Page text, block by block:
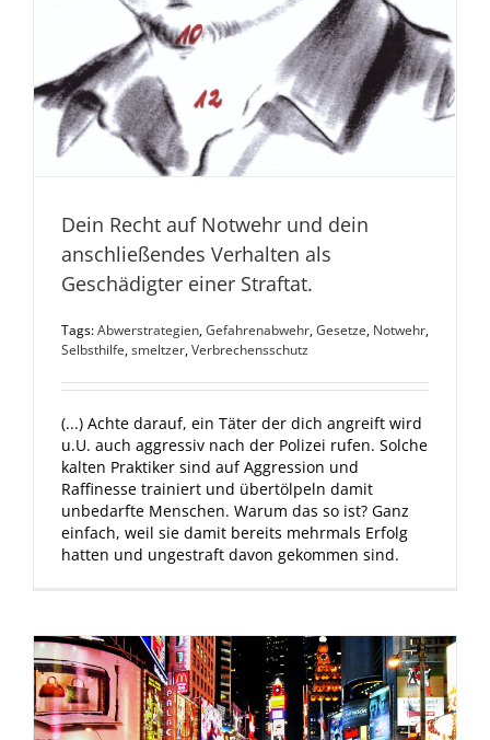
Dein Recht auf Notwehr und dein
anschließendes Verhalten als
Geschädigter einer Straftat.
Tags:Abwerstrategien,Gefahrenabwehr,Gesetze, Notwehr,
Selbsthilfe,smeltzer,Verbrechensschutz
(...) Achte darauf, ein Täter der dich angreift wird
u.U. auch aggressiv nach der Polizei rufen. Solche
kalten Praktiker sind auf Aggression und
Raffinesse trainiert und übertölpeln damit
unbedarfte Menschen. Warum das so ist? Ganz
einfach, weil sie damit bereits mehrmals Erfolg
hatten und ungestraft davon gekommen sind.